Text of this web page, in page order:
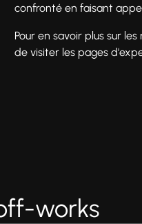
confronté en faisant
Pour en savoir plus sur
de visiter les pages
works